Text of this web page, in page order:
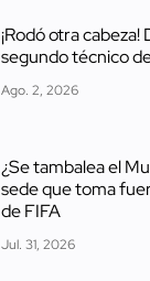
¡Rodó otra cabeza!
segundo técnico
Ago. 2, 2026
¿Se tambalea el
sede que toma
de FIFA
Jul. 31, 2026